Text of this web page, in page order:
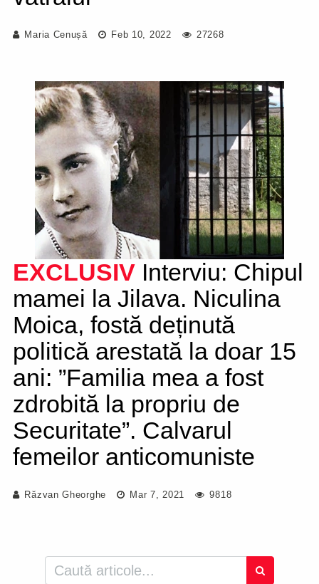
Maria Cenușă Feb 10, 2022 27268
EXCLUSIV Interviu: Chipul
mamei la Jilava. Niculina
Moica, fostă deținută
politică arestată la doar 15
ani: ”Familia mea a fost
zdrobită la propriu de
Securitate”. Calvarul
femeilor anticomuniste
Răzvan Gheorghe Mar 7, 2021 9818